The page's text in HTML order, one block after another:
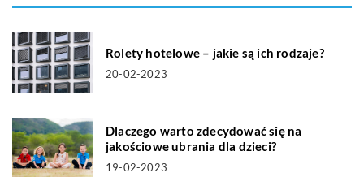
Rolety hotelowe – jakie są ich rodzaje?
20-02-2023
Dlaczego warto zdecydować się na
jakościowe ubrania dla dzieci?
19-02-2023